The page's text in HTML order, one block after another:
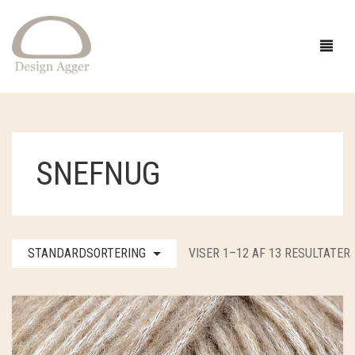
GAVEIDÉER
STRIK
CAMAROSE
OPSKRIFTER
ACCESSORIES
SMYKKER OG HÅR
BUTIK
EVENTS
OM
SNEFNUG
STANDARDSORTERING VISER 1–12 AF 13 RESULTATER